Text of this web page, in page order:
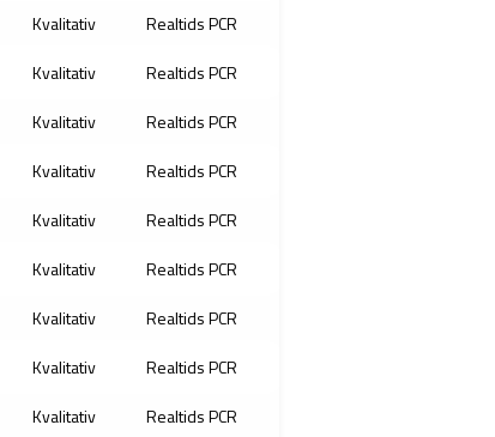
Kvalitativ
Realtids PCR
Kvalitativ
Realtids PCR
Kvalitativ
Realtids PCR
Kvalitativ
Realtids PCR
Kvalitativ
Realtids PCR
Kvalitativ
Realtids PCR
Kvalitativ
Realtids PCR
Kvalitativ
Realtids PCR
Kvalitativ
Realtids PCR